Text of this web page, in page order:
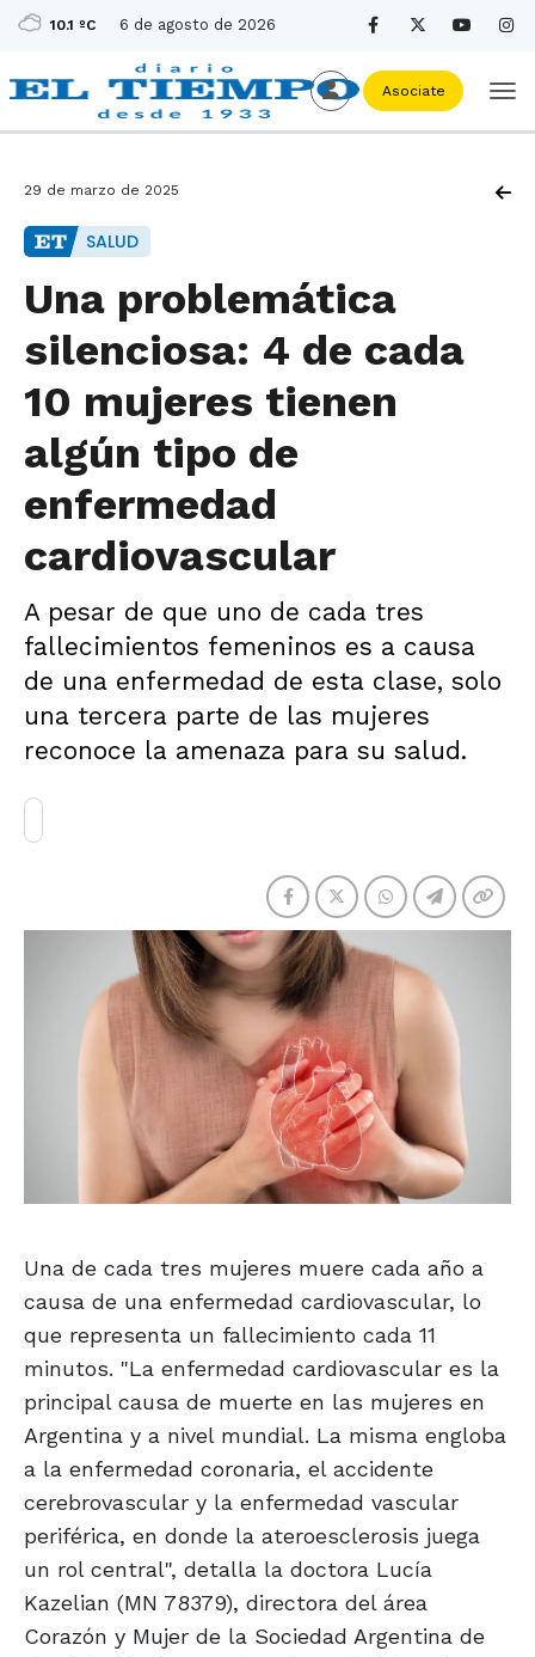
10.1 ºC 6 de agosto de 2026
Asociate
29 de marzo de 2025
SALUD
Una problemática
silenciosa: 4 de cada
10 mujeres tienen
algún tipo de
enfermedad
cardiovascular
A pesar de que uno de cada tres
fallecimientos femeninos es a causa
de una enfermedad de esta clase, solo
una tercera parte de las mujeres
reconoce la amenaza para su salud.
Una de cada tres mujeres muere cada año a
causa de una enfermedad cardiovascular, lo
que representa un fallecimiento cada 11
minutos. "La enfermedad cardiovascular es la
principal causa de muerte en las mujeres en
Argentina y a nivel mundial. La misma engloba
a la enfermedad coronaria, el accidente
cerebrovascular y la enfermedad vascular
periférica, en donde la ateroesclerosis juega
un rol central", detalla la doctora Lucía
Kazelian (MN 78379), directora del área
Corazón y Mujer de la Sociedad Argentina de